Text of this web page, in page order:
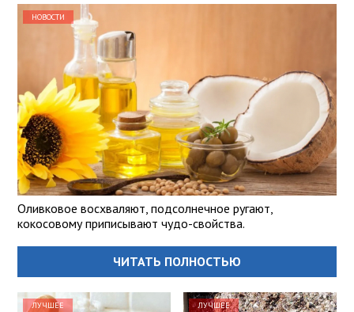
НОВОСТИ
Оливковое восхваляют, подсолнечное ругают,
кокосовому приписывают чудо-свойства.
ЧИТАТЬ ПОЛНОСТЬЮ
ЛУЧШЕЕ ЛУЧШЕЕ